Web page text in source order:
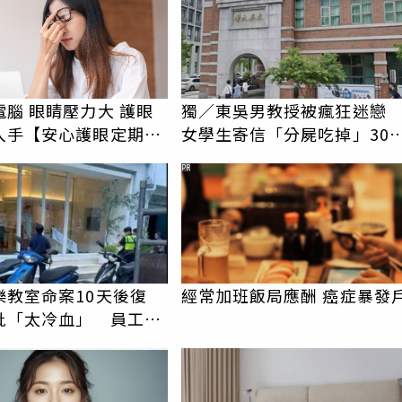
腦 眼睛壓力大 護眼
手【安心護眼定期眼
獨／東吳男教授被瘋狂迷
女學生寄信「分屍吃掉」30
教室命案10天後復
「太冷血」 員工怒
經常加班飯局應酬 癌症暴發
PR